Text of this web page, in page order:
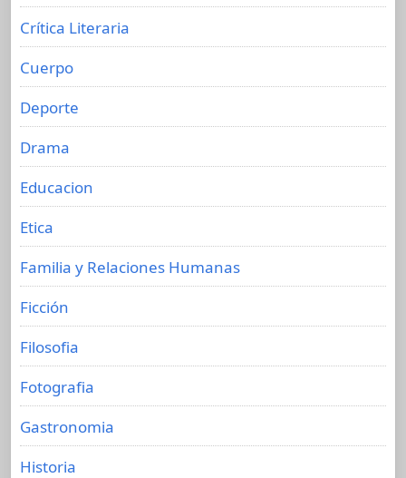
Crítica Literaria
Cuerpo
Deporte
Drama
Educacion
Etica
Familia y Relaciones Humanas
Ficción
Filosofia
Fotografia
Gastronomia
Historia